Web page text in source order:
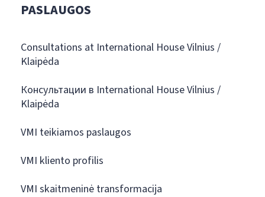
PASLAUGOS
Consultations at International House Vilnius /
Klaipėda
Консультации в International House Vilnius /
Klaipėda
VMI teikiamos paslaugos
VMI kliento profilis
VMI skaitmeninė transformacija